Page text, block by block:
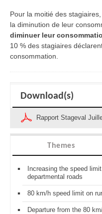
Pour la moitié des
la diminution de leur
diminuer leur
10 % des stagiaires
consommation.
Download(s)
Rapport Stageval
Themes
Increasing the speed
departmental roads
80 km/h speed limit on
Departure from the 80